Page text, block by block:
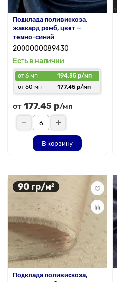
Подклада поливискоза,
жаккард ромб, цвет —
темно-синий
2000000089430
Есть в наличии
от 6 мп
194.35 р/мп
от 50 мп
177.45 р/мп
от 177.45 р/мп
В корзину
90 гр/м²
Подклада поливискоза,